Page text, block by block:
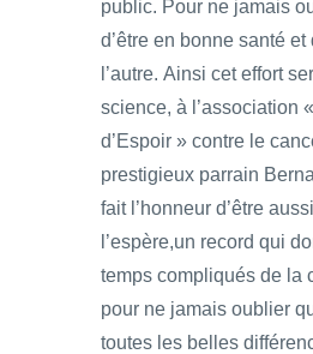
public. Pour ne jamais
d’être en bonne santé
l’autre. Ainsi cet effort
science, à l’association
d’Espoir » contre le
prestigieux parrain
fait l’honneur d’être
l’espère,un record qui
temps compliqués de la
pour ne jamais oublier
toutes les belles